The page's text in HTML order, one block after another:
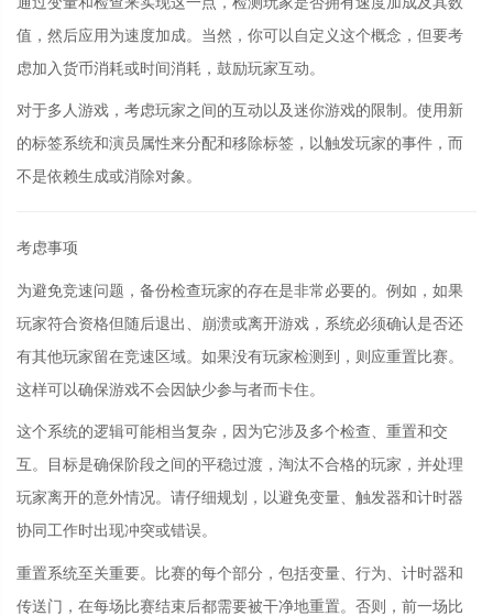
值，然后应用为速度加成。当然，你可以自定义这个概念，但要考
虑加入货币消耗或时间消耗，鼓励玩家互动。
对于多人游戏，考虑玩家之间的互动以及迷你游戏的限制。使用新
的标签系统和演员属性来分配和移除标签，以触发玩家的事件，而
不是依赖生成或消除对象。
考虑事项
为避免竞速问题，备份检查玩家的存在是非常必要的。例如，如果
玩家符合资格但随后退出、崩溃或离开游戏，系统必须确认是否还
有其他玩家留在竞速区域。如果没有玩家检测到，则应重置比赛。
这样可以确保游戏不会因缺少参与者而卡住。
这个系统的逻辑可能相当复杂，因为它涉及多个检查、重置和交
互。目标是确保阶段之间的平稳过渡，淘汰不合格的玩家，并处理
玩家离开的意外情况。请仔细规划，以避免变量、触发器和计时器
协同工作时出现冲突或错误。
重置系统至关重要。比赛的每个部分，包括变量、行为、计时器和
传送门，在每场比赛结束后都需要被干净地重置。否则，前一场比